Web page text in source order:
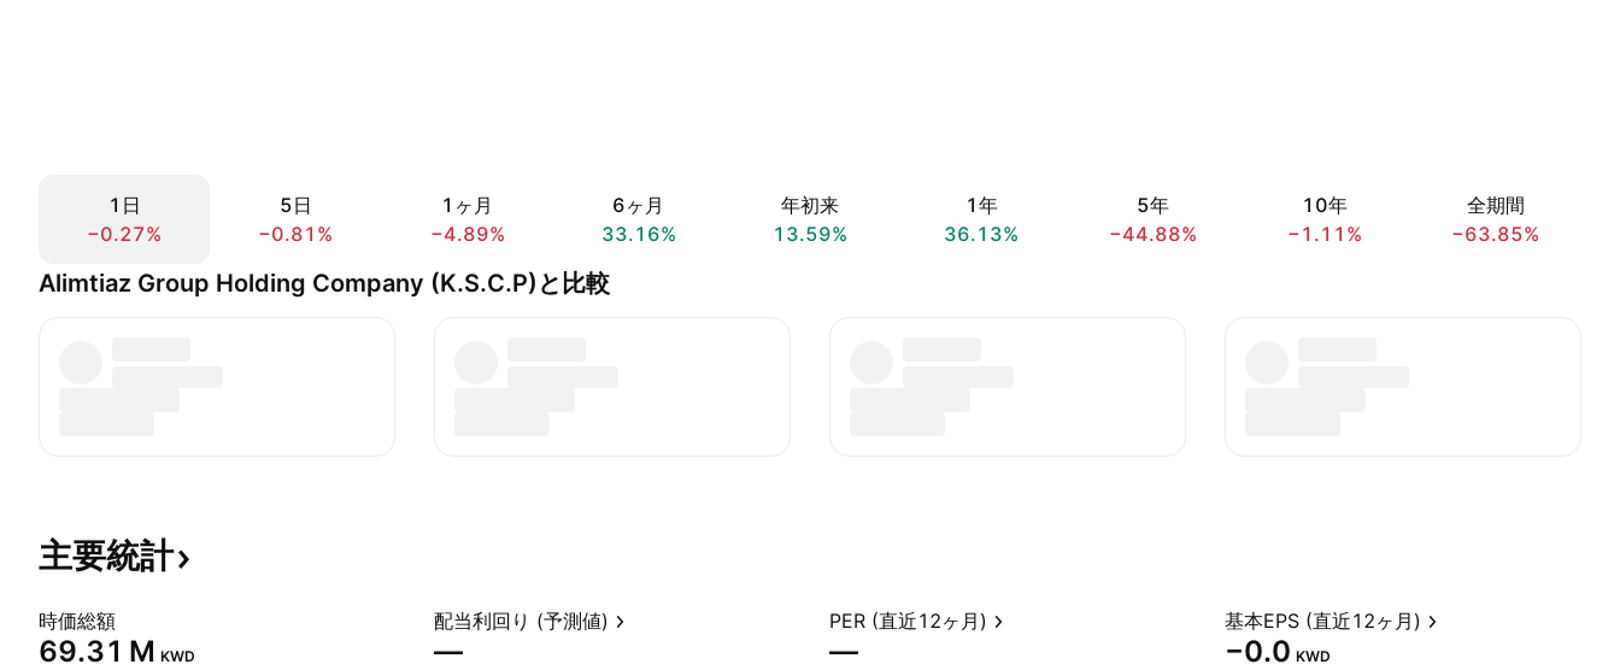
1日
−0.27%
5日
−0.81%
1ヶ月
−4.89%
6ヶ月
33.16%
年初来
13.59%
1年
36.13%
5年
−44.88%
10年
−1.11%
全期間
−63.85%
Alimtiaz Group Holding Company (K.S.C.P)と比較
主要統計
時価総額
‪69.31 M‬ KWD
配当利回り (予測値)
—
PER (直近12ヶ月)
—
基本EPS (直近12ヶ月)
−0.0 KWD